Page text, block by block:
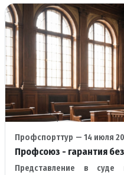
Профспорттур — 14 июля
Профсоюз - гарантия
Представление в суде